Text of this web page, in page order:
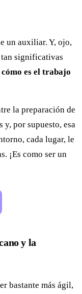
un auxiliar. Y, ojo,
significativas
cómo es el trabajo
la preparación de
y, por supuesto, esa
cada lugar, le
¡Es como ser un
y la
bastante más ágil,